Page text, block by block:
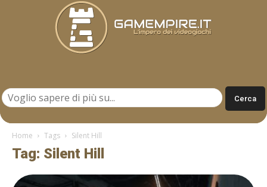
Home Tags Silent Hill
Tag: Silent Hill